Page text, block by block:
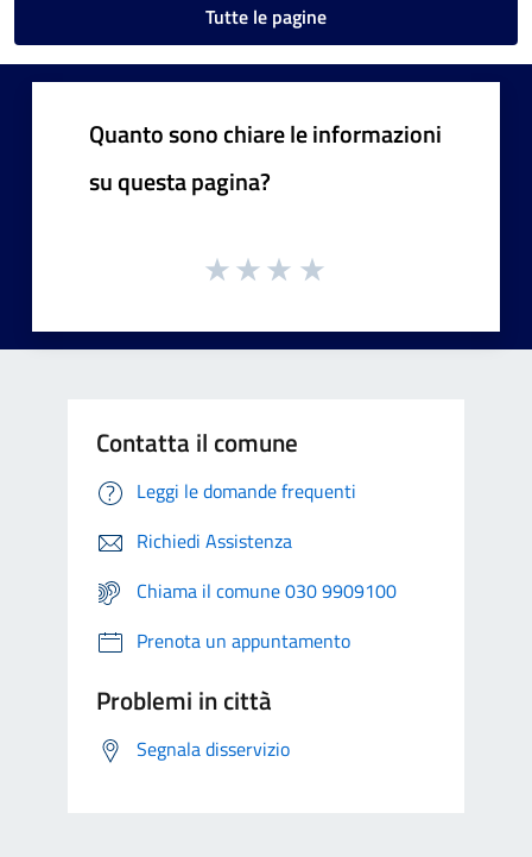
Tutte le pagine
Quanto sono chiare le informazioni
su questa pagina?
Contatta il comune
Leggi le domande frequenti
Richiedi Assistenza
Chiama il comune 030 9909100
Prenota un appuntamento
Problemi in città
Segnala disservizio